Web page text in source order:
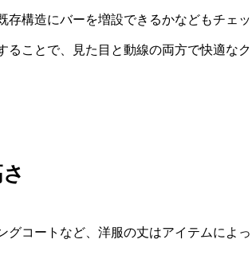
存構造にバーを増設できるかなどもチェッ
ることで、見た目と動線の両方で快適なク
グコートなど、洋服の丈はアイテムによっ